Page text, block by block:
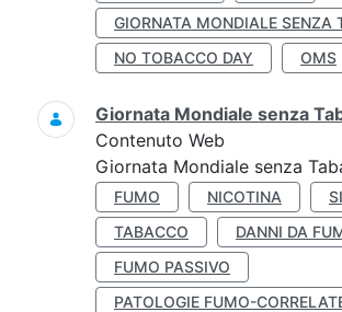
GIORNATA MONDIALE SENZA
NO TOBACCO DAY
OMS
Giornata Mondiale senza
Contenuto Web
Giornata Mondiale senza
FUMO NICOTINA
TABACCO
DANNI DA
FUMO PASSIVO
PATOLOGIE FUMO-